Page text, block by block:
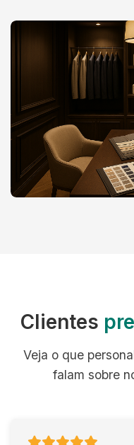
Clientes
Veja o que
falam sobre